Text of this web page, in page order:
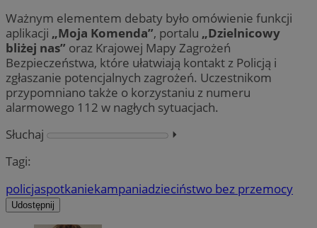
Ważnym elementem debaty było omówienie funkcji
aplikacji „Moja Komenda”, portalu „Dzielnicowy
bliżej nas” oraz Krajowej Mapy Zagrożeń
Bezpieczeństwa, które ułatwiają kontakt z Policją i
zgłaszanie potencjalnych zagrożeń. Uczestnikom
przypomniano także o korzystaniu z numeru
alarmowego 112 w nagłych sytuacjach.
Słuchaj
⏵︎
Tagi:
policjaspotkaniekampaniadzieciństwo bez przemocy
Udostępnij